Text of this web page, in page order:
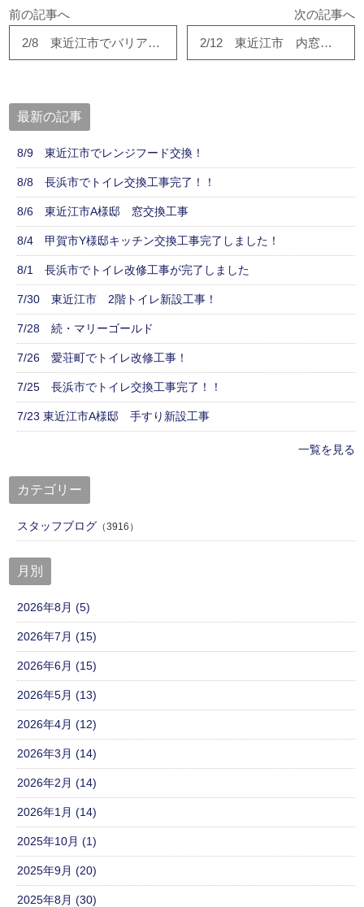
前の記事へ
2/8 東近江市でバリアフリー工事！
次の記事へ
2/12 東近江市 内窓リフォーム
最新の記事
8/9 東近江市でレンジフード交換！
8/8 長浜市でトイレ交換工事完了！！
8/6 東近江市A様邸 窓交換工事
8/4 甲賀市Y様邸キッチン交換工事完了しました！
8/1 長浜市でトイレ改修工事が完了しました
7/30 東近江市 2階トイレ新設工事！
7/28 続・マリーゴールド
7/26 愛荘町でトイレ改修工事！
7/25 長浜市でトイレ交換工事完了！！
7/23 東近江市A様邸 手すり新設工事
一覧を見る
カテゴリー
スタッフブログ （3916）
月別
2026年8月 (5)
2026年7月 (15)
2026年6月 (15)
2026年5月 (13)
2026年4月 (12)
2026年3月 (14)
2026年2月 (14)
2026年1月 (14)
2025年10月 (1)
2025年9月 (20)
2025年8月 (30)